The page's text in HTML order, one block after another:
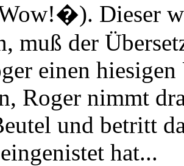
Dieser
muß der
einen
Roger nimmt
und betritt
hat...